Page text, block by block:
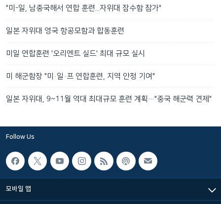
"미-일, 남중국해서 연합 훈련...자위대 잠수함 참가"
일본 자위대 영국 항공모함과 합동훈련
미일 연합훈련 '오리엔트 실드' 최대 규모 실시
미 해군함장 "미·일·프 연합훈련, 지역 안정 기여"
일본 자위대, 9~11월 역대 최대규모 훈련 계획…"중국 해군력 견제"
Follow Us
모바일 앱